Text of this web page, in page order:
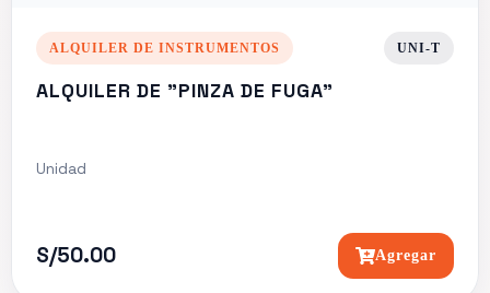
ALQUILER DE INSTRUMENTOS UNI-T
ALQUILER DE "PINZA DE FUGA"
Unidad
S/50.00 Agregar